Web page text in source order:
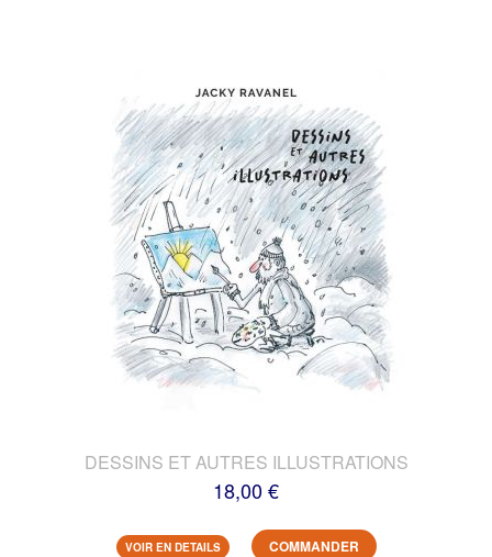
DESSINS ET AUTRES ILLUSTRATIONS
18,00 €
VOIR EN DETAILS COMMANDER